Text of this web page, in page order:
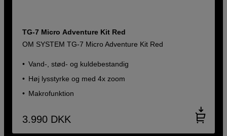
TG-7 Micro Adventure Kit Red
OM SYSTEM TG-7 Micro Adventure Kit Red
Vand-, stød- og kuldebestandig
Høj lysstyrke og med 4x zoom
Makrofunktion
3.990 DKK